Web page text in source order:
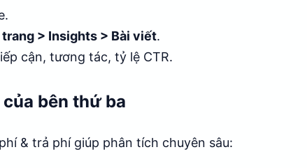
> Insights > Bài viết.
cận, tương tác, tỷ lệ CTR.
bên thứ ba
& trả phí giúp phân tích chuyên sâu: